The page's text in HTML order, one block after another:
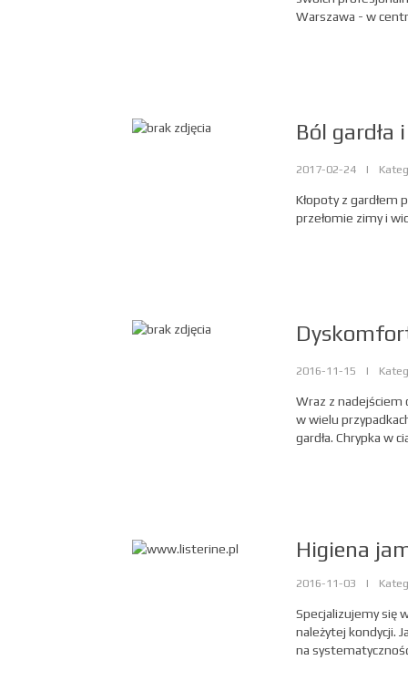
Warszawa - w
Ból gardła
2017-02-24 |
Kłopoty z gardłem
przełomie zimy i
2016-11-15 |
Wraz z nadejściem
w wielu
gardła. Chrypka w
Higiena
2016-11-03 |
Specjalizujemy się
należytej kondycji.
na